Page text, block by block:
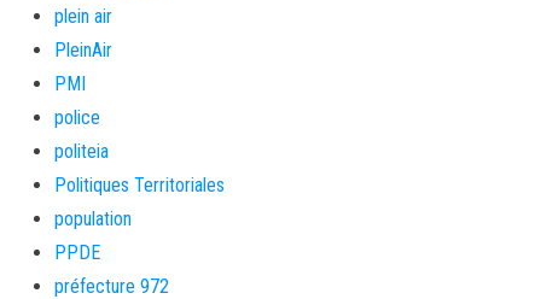
plein air
PleinAir
PMI
police
politeia
Politiques Territoriales
population
PPDE
préfecture 972